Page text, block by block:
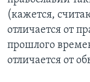
(кажется,
отличается от
прошлого
отличается от